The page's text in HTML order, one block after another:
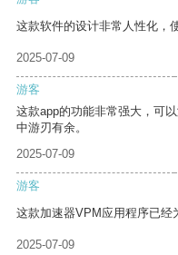
这款软件的设计非常人性化，
2025-07-09
游客
这款app的功能非常强大，可
中游刃有余。
2025-07-09
游客
这款加速器VPM应用程序已经
2025-07-09